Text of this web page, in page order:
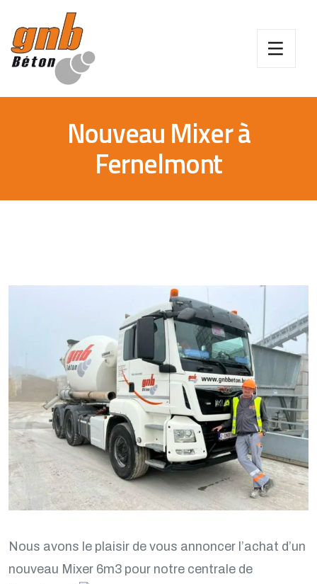
Nouveau Mixer à
Fernelmont
Nous avons le plaisir de vous annoncer l’achat d’un
nouveau Mixer 6m3 pour notre centrale de